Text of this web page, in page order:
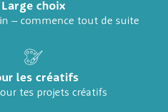
Large choix
– commence tout de suite
les créatifs
tes projets créatifs